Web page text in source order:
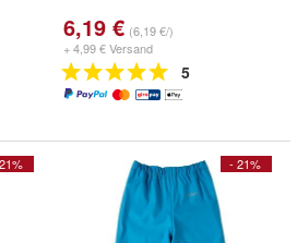
6,19 € (6,19 €/)
+ 4,99 € Versand
5
- 21%